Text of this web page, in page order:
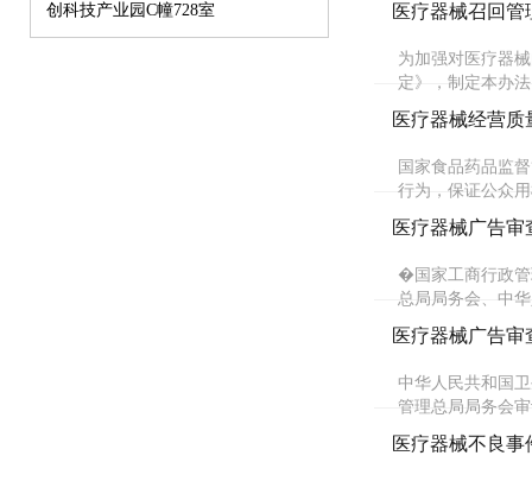
创科技产业园C幢728室 医疗器械召回管
为加强对医疗器
定》，制定本办
医疗器械经营质
国家食品药品监
行为，保证公众
医疗器械广告审
�国家工商行政
总局局务会、中
医疗器械广告审
中华人民共和国
管理总局局务会
医疗器械不良